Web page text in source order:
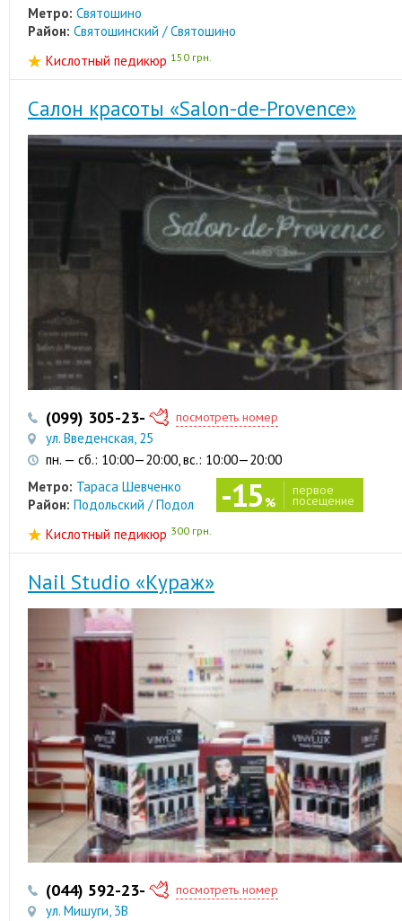
Метро: Святошино
Район: Святошинский / Святошино
Кислотный педикюр 150 грн.
Салон красоты «Salon-de-Provence»
(099) 305-23-05 (044) 500-01-51
посмотреть номер
ул. Введенская, 25
пн. — сб.: 10:00—20:00, вс.: 10:00—20:00
Метро: Тараса Шевченко
Район: Подольский / Подол -15 %
первое
посещение
Кислотный педикюр 300 грн.
Nail Studio «Кураж»
(044) 592-23-50 (050) 735-94-86
посмотреть номер
ул. Мишуги, 3В